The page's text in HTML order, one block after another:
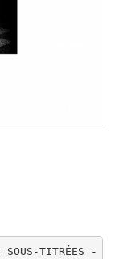
SOUS-TITRÉES